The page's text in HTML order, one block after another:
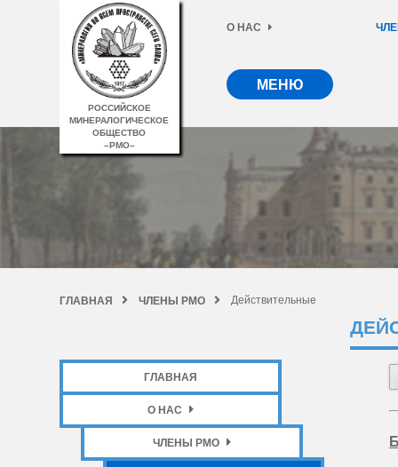
РОССИЙСКОЕ
МИНЕРАЛОГИЧЕСКОЕ
ОБЩЕСТВО
–РМО–
О НАС
МЕНЮ
ГЛАВНАЯ ЧЛЕНЫ РМО Действительные
ГЛАВНАЯ
О НАС
ЧЛЕНЫ РМО